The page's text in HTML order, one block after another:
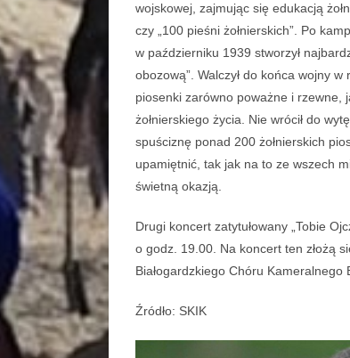
wojskowej, zajmując się edukacją
czy „100 pieśni żołnierskich”. Po
w październiku 1939 stworzył
obozową”. Walczył do końca wojny
piosenki zarówno poważne i
żołnierskiego życia. Nie wrócił do
spuściznę ponad 200 żołnierskich
upamiętnić, tak jak na to ze wszech
świetną okazją.
Drugi koncert zatytułowany „Tobie
o godz. 19.00. Na koncert ten złożą
Białogardzkiego Chóru Kameralnego
Źródło: SKIK